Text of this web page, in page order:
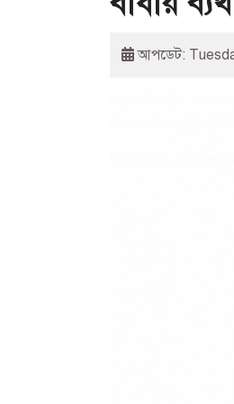
আপডেট: